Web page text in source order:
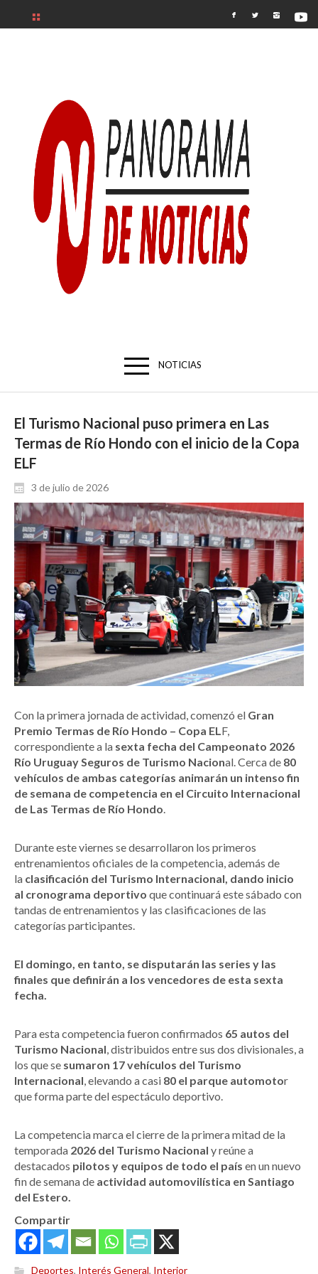
NOTICIAS
El Turismo Nacional puso primera en Las
Termas de Río Hondo con el inicio de la Copa
ELF
3 de julio de 2026
Con la primera jornada de actividad, comenzó el Gran
Premio Termas de Río Hondo – Copa ELF,
correspondiente a la sexta fecha del Campeonato 2026
Río Uruguay Seguros de Turismo Nacional. Cerca de 80
vehículos de ambas categorías animarán un intenso fin
de semana de competencia en el Circuito Internacional
de Las Termas de Río Hondo.
Durante este viernes se desarrollaron los primeros
entrenamientos oficiales de la competencia, además de
la clasificación del Turismo Internacional, dando inicio
al cronograma deportivo que continuará este sábado con
tandas de entrenamientos y las clasificaciones de las
categorías participantes.
El domingo, en tanto, se disputarán las series y las
finales que definirán a los vencedores de esta sexta
fecha.
Para esta competencia fueron confirmados 65 autos del
Turismo Nacional, distribuidos entre sus dos divisionales, a
los que se sumaron 17 vehículos del Turismo
Internacional, elevando a casi 80 el parque automotor
que forma parte del espectáculo deportivo.
La competencia marca el cierre de la primera mitad de la
temporada 2026 del Turismo Nacional y reúne a
destacados pilotos y equipos de todo el país en un nuevo
fin de semana de actividad automovilística en Santiago
del Estero.
Compartir
Deportes, Interés General, Interior